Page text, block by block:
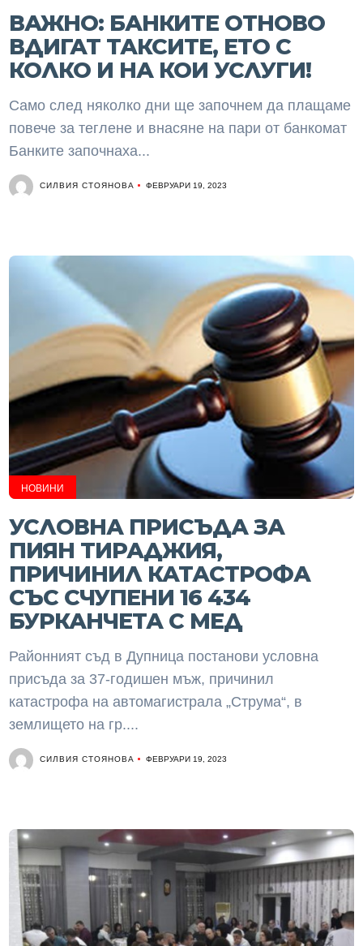
ВАЖНО: БАНКИТЕ ОТНОВО
ВДИГАТ ТАКСИТЕ, ЕТО С
КОЛКО И НА КОИ УСЛУГИ!
Само след няколко дни ще започнем да плащаме
повече за теглене и внасяне на пари от банкомат
Банките започнаха...
СИЛВИЯ СТОЯНОВА ФЕВРУАРИ 19, 2023
НОВИНИ
УСЛОВНА ПРИСЪДА ЗА
ПИЯН ТИРАДЖИЯ,
ПРИЧИНИЛ КАТАСТРОФА
СЪС СЧУПЕНИ 16 434
БУРКАНЧЕТА С МЕД
Районният съд в Дупница постанови условна
присъда за 37-годишен мъж, причинил
катастрофа на автомагистрала „Струма“, в
землището на гр....
СИЛВИЯ СТОЯНОВА ФЕВРУАРИ 19, 2023